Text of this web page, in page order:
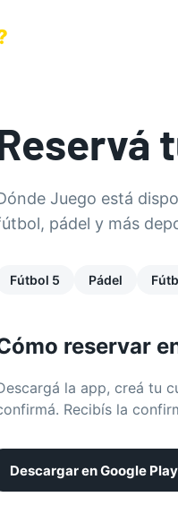
Juego está
pádel y más
Fútbol 5 Pádel
reservar
la app, creá tu
Recibís la
Descargar en Google Play